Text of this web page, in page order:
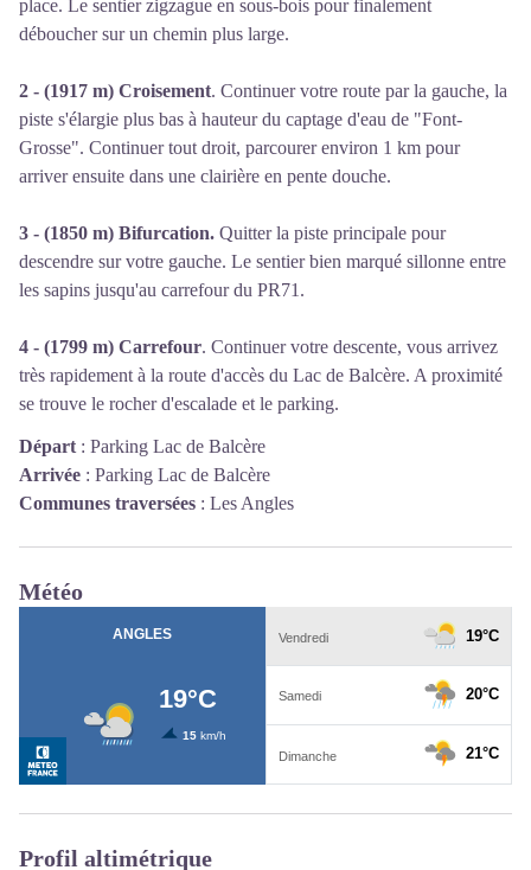
place. Le sentier zigzague en sous-bois pour finalement
déboucher sur un chemin plus large.
2 - (1917 m) Croisement. Continuer votre route par la gauche, la
piste s'élargie plus bas à hauteur du captage d'eau de "Font-
Grosse". Continuer tout droit, parcourer environ 1 km pour
arriver ensuite dans une clairière en pente douche.
3 - (1850 m) Bifurcation. Quitter la piste principale pour
descendre sur votre gauche. Le sentier bien marqué sillonne entre
les sapins jusqu'au carrefour du PR71.
4 - (1799 m) Carrefour. Continuer votre descente, vous arrivez
très rapidement à la route d'accès du Lac de Balcère. A proximité
se trouve le rocher d'escalade et le parking.
Départ : Parking Lac de Balcère
Arrivée : Parking Lac de Balcère
Communes traversées : Les Angles
Météo
Profil altimétrique